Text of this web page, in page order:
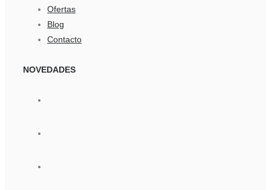
Ofertas
Blog
Contacto
NOVEDADES